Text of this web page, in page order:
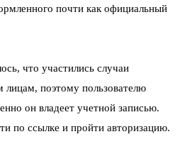
почти как официальный
что участились случаи
лицам, поэтому пользователю
он владеет учетной записью.
по ссылке и пройти авторизацию.